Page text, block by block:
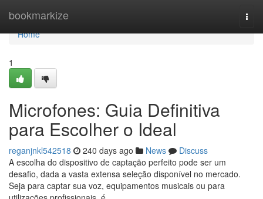
bookmarkize
Home
Home
1
Microfones: Guia Definitiva
para Escolher o Ideal
reganjnkl542518 240 days ago News
Discuss
A escolha do dispositivo de captação perfeito pode ser um
desafio, dada a vasta extensa seleção disponível no mercado.
Seja para captar sua voz, equipamentos musicais ou para